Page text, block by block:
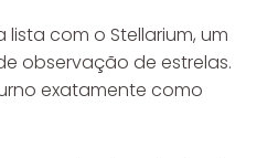
com o Stellarium, um
observação de estrelas.
exatamente como